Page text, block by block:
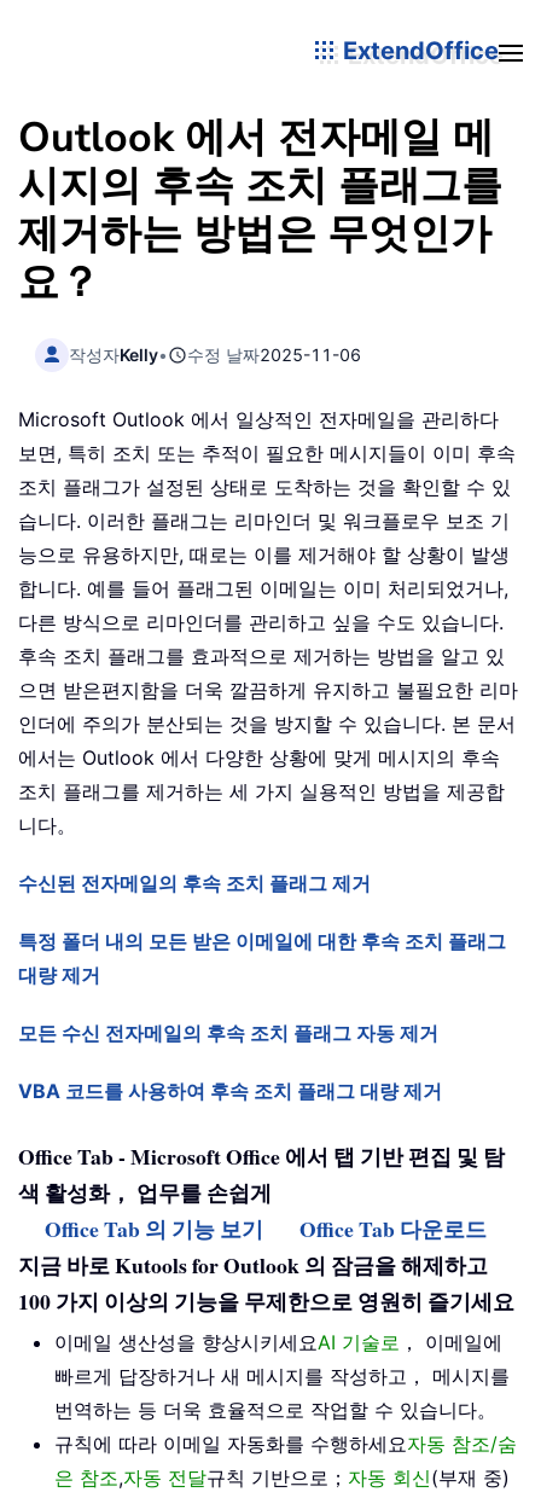
ExtendOffice
Outlook 에서 전자메일 메
시지의 후속 조치 플래그를
제거하는 방법은 무엇인가
요？
작성자Kelly• 수정 날짜2025-11-06
Microsoft Outlook 에서 일상적인 전자메일을 관리하다
보면, 특히 조치 또는 추적이 필요한 메시지들이 이미 후속
조치 플래그가 설정된 상태로 도착하는 것을 확인할 수 있
습니다. 이러한 플래그는 리마인더 및 워크플로우 보조 기
능으로 유용하지만, 때로는 이를 제거해야 할 상황이 발생
합니다. 예를 들어 플래그된 이메일는 이미 처리되었거나,
다른 방식으로 리마인더를 관리하고 싶을 수도 있습니다.
후속 조치 플래그를 효과적으로 제거하는 방법을 알고 있
으면 받은편지함을 더욱 깔끔하게 유지하고 불필요한 리마
인더에 주의가 분산되는 것을 방지할 수 있습니다. 본 문서
에서는 Outlook 에서 다양한 상황에 맞게 메시지의 후속
조치 플래그를 제거하는 세 가지 실용적인 방법을 제공합
니다。
수신된 전자메일의 후속 조치 플래그 제거
특정 폴더 내의 모든 받은 이메일에 대한 후속 조치 플래그
대량 제거
모든 수신 전자메일의 후속 조치 플래그 자동 제거
VBA 코드를 사용하여 후속 조치 플래그 대량 제거
Office Tab - Microsoft Office 에서 탭 기반 편집 및 탐
색 활성화， 업무를 손쉽게
Office Tab 의 기능 보기
Office Tab 다운로드
지금 바로 Kutools for Outlook 의 잠금을 해제하고
100 가지 이상의 기능을 무제한으로 영원히 즐기세요
이메일 생산성을 향상시키세요AI 기술로 ， 이메일에
빠르게 답장하거나 새 메시지를 작성하고， 메시지를
번역하는 등 더욱 효율적으로 작업할 수 있습니다。
규칙에 따라 이메일 자동화를 수행하세요자동 참조/숨
은 참조,자동 전달규칙 기반으로； 자동 회신(부재 중)